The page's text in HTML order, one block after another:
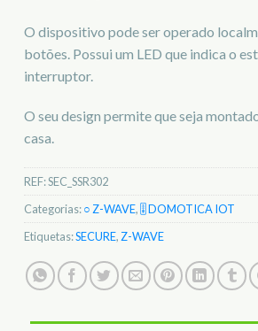
O dispositivo pode ser operado
botões. Possui um LED que indica o
interruptor.
O seu design permite que seja
casa.
REF:SEC_SSR302
Categorias:○ Z-WAVE, 🎚️ DOMOTICA IOT
Etiquetas:SECURE,Z-WAVE